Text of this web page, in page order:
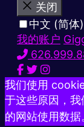
关闭
中文 (简体)
我的账户
我们使用
于这些原因，
的网站使用数据